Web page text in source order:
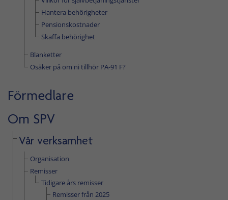
Hantera behörigheter
Pensionskostnader
Skaffa behörighet
Blanketter
Osäker på om ni tillhör PA-91 F?
Förmedlare
Om SPV
Vår verksamhet
Organisation
Remisser
Tidigare års remisser
Remisser från 2025